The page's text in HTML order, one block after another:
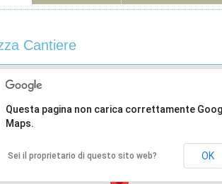
Cantiere
Questa pagina non carica correttamente
Maps.
Sei il proprietario di questo sito web? OK